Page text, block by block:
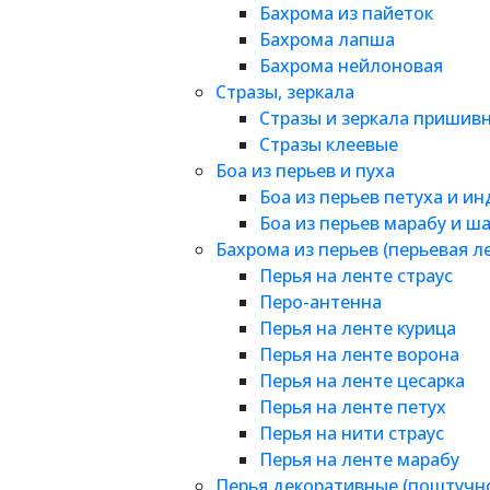
Бахрома из пайеток
Бахрома лапша
Бахрома нейлоновая
Стразы, зеркала
Стразы и зеркала
Стразы клеевые
Боа из перьев и пуха
Боа из перьев петуха и
Боа из перьев марабу и
Бахрома из перьев (перьевая
Перья на ленте страус
Перо-антенна
Перья на ленте курица
Перья на ленте ворона
Перья на ленте цесарка
Перья на ленте петух
Перья на нити страус
Перья на ленте марабу